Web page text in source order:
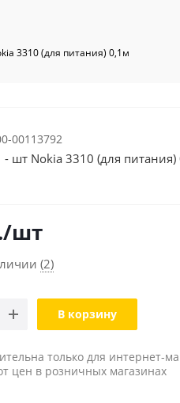
3310 (для питания) 0,1м
00113792
шт Nokia 3310 (для питания)
/шт
(2)
В корзину
только для интернет-
цен в розничных магазинах